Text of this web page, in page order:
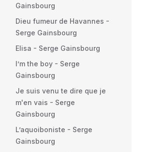
Gainsbourg
Dieu fumeur de Havannes -
Serge Gainsbourg
Elisa - Serge Gainsbourg
I’m the boy - Serge
Gainsbourg
Je suis venu te dire que je
m'en vais - Serge
Gainsbourg
L’aquoiboniste - Serge
Gainsbourg